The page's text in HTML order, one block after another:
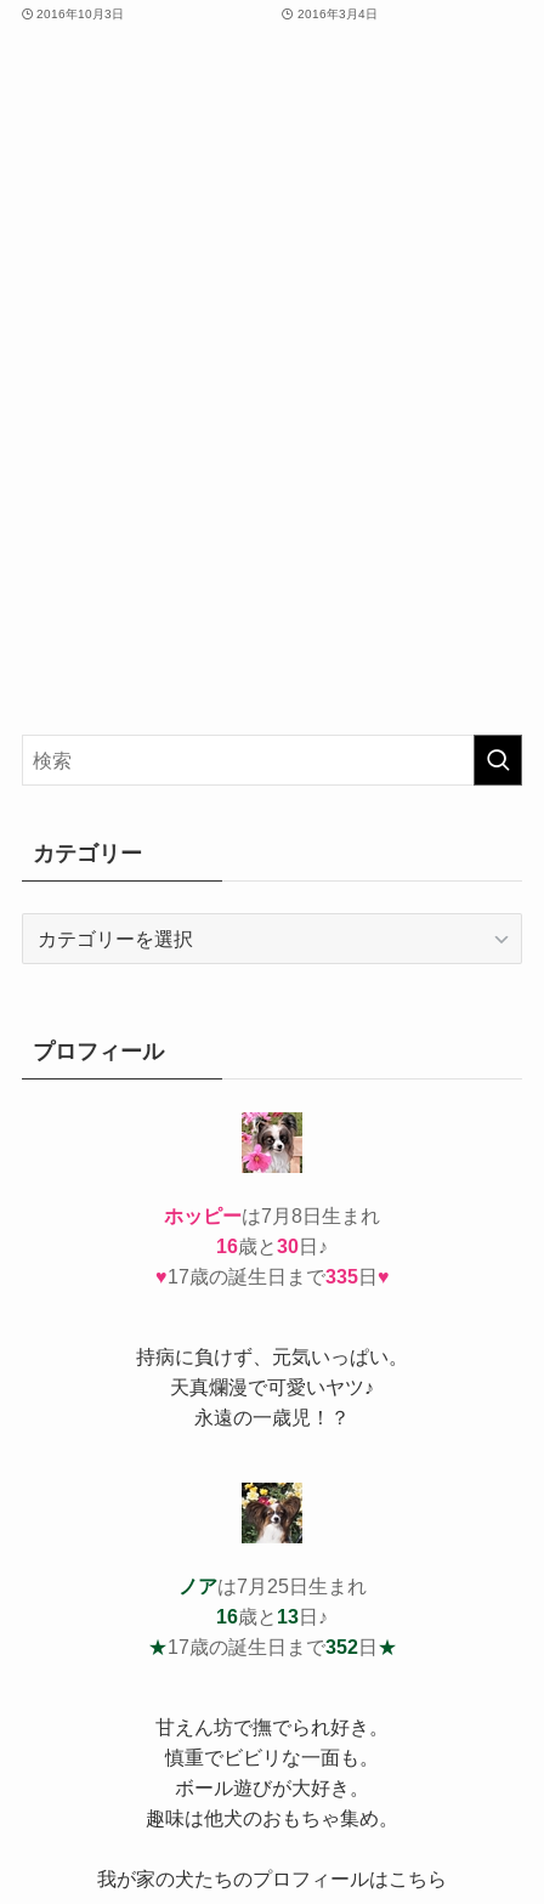
2016年10月3日 2016年3月4日
カテゴリー
ープロフィール
ホッピーは7月8日生まれ
16歳と30日♪
♥17歳の誕生日まで335日♥
持病に負けず、元気いっぱい。
天真爛漫で可愛いヤツ♪
永遠の一歳児！？
ノアは7月25日生まれ
16歳と 13日♪
★17歳の誕生日まで352日 ★
甘えん坊で撫でられ好き。
慎重でビビリな一面も。
ボール遊びが大好き。
趣味は他犬のおもちゃ集め。
我が家の犬たちのプロフィールはこちら